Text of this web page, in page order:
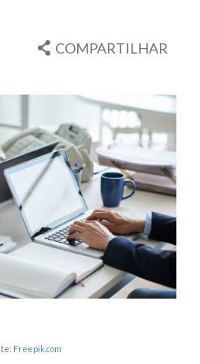
COMPARTILHAR
Freepik.com